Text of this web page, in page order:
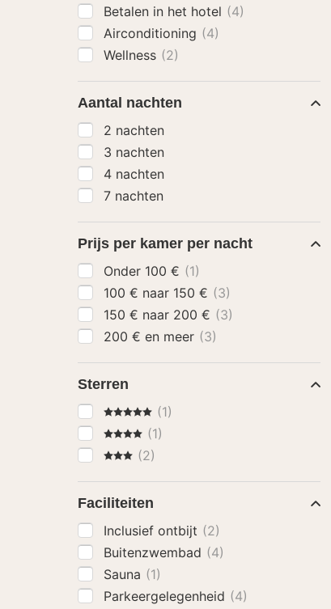
Betalen in het hotel (4)
Airconditioning (4)
Wellness (2)
Aantal nachten
2 nachten
3 nachten
4 nachten
7 nachten
Prijs per kamer per nacht
Onder 100 € (1)
100 € naar 150 € (3)
150 € naar 200 € (3)
200 € en meer (3)
Sterren
5 Sterren(1)
4 Sterren
(1)
3 Sterren
(2)
Faciliteiten
Inclusief ontbijt (2)
Buitenzwembad (4)
Sauna (1)
Parkeergelegenheid (4)